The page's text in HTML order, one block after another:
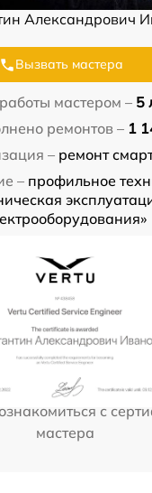
Александрович
Вызвать мастера
мастером – 5
ремонтов – 1
– ремонт
– профильное
с
мастера